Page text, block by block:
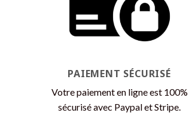
PAIEMENT SÉCURISÉ
Votre paiement en ligne est 100%
sécurisé avec Paypal et Stripe.